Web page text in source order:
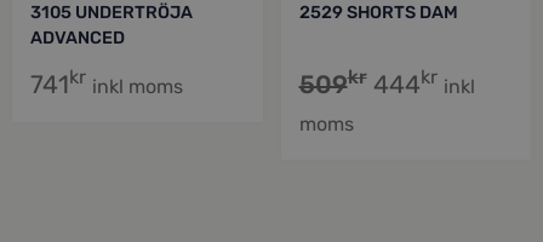
3105 UNDERTRÖJA
ADVANCED
741kr inkl moms
2529 SHORTS DAM
509kr 444kr inkl
moms